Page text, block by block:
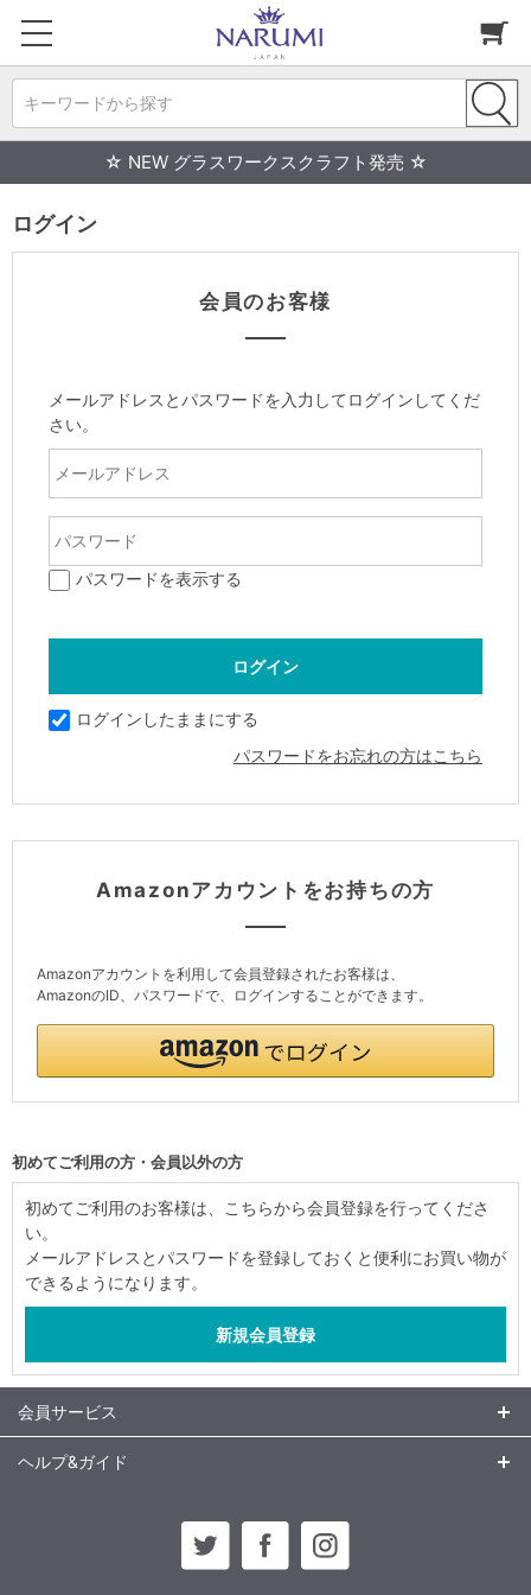
キーワードから探す
☆ NEW グラスワークスクラフト発売 ☆
ログイン
会員のお客様
メールアドレスとパスワードを入力してログインしてくだ
さい。
パスワードを表示する
ログインしたままにする
パスワードをお忘れの方はこちら
Amazonアカウントをお持ちの方
Amazonアカウントを利用して会員登録されたお客様は、
AmazonのID、パスワードで、ログインすることができます。
初めてご利用の方・会員以外の方
初めてご利用のお客様は、こちらから会員登録を行ってくださ
い。
メールアドレスとパスワードを登録しておくと便利にお買い物が
できるようになります。
会員サービス
ヘルプ&ガイド